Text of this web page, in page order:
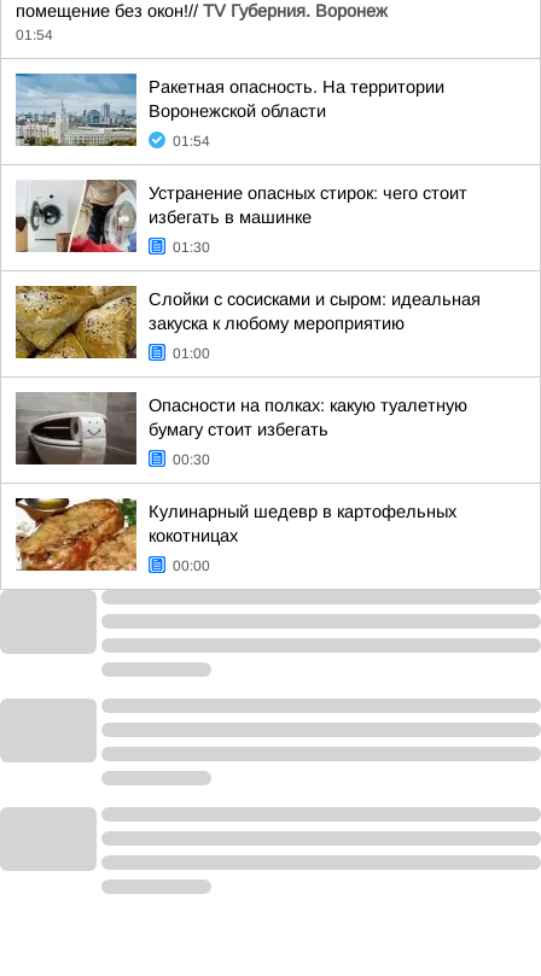
помещение без окон!// TV Губерния. Воронеж
01:54
Ракетная опасность. На территории
Воронежской области
01:54
Устранение опасных стирок: чего стоит
избегать в машинке
01:30
Слойки с сосисками и сыром: идеальная
закуска к любому мероприятию
01:00
Опасности на полках: какую туалетную
бумагу стоит избегать
00:30
Кулинарный шедевр в картофельных
кокотницах
00:00